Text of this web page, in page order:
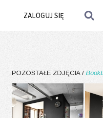
ZALOGUJ SIĘ
POZOSTAŁE ZDJĘCIA /